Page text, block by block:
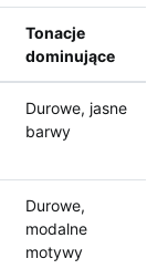
Tonacje
dominujące
Durowe, jasne
barwy
Durowe,
modalne
motywy